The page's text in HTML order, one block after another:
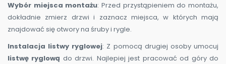
Wybór miejsca montażu: Przed przystąpieniem do montażu,
dokładnie zmierz drzwi i zaznacz miejsca, w których mają
znajdować się otwory na śruby i rygle.
Instalacja listwy ryglowej: Z pomocą drugiej osoby umocuj
listwę ryglową do drzwi. Najlepiej jest pracować od góry do